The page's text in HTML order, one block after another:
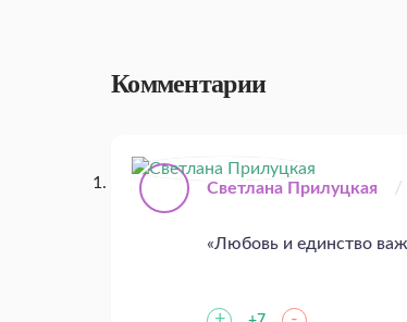
Комментарии
Светлана Прилуцкая
«Любовь и единство